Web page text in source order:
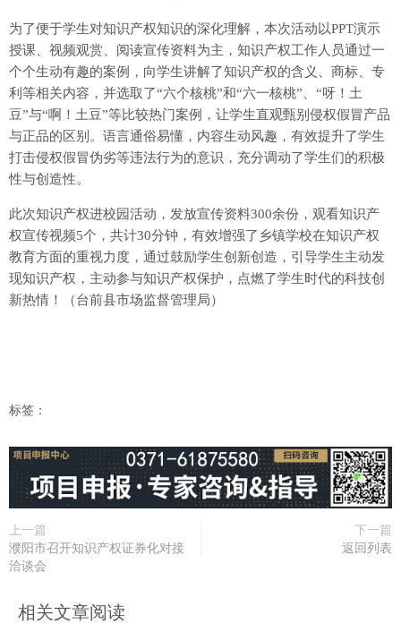
为了便于学生对知识产权知识的深化理解，本次活动以PPT演示
授课、视频观赏、阅读宣传资料为主，知识产权工作人员通过一
个个生动有趣的案例，向学生讲解了知识产权的含义、商标、专
利等相关内容，并选取了“六个核桃”和“六一核桃”、“呀！土
豆”与“啊！土豆”等比较热门案例，让学生直观甄别侵权假冒产品
与正品的区别。语言通俗易懂，内容生动风趣，有效提升了学生
打击侵权假冒伪劣等违法行为的意识，充分调动了学生们的积极
性与创造性。
此次知识产权进校园活动，发放宣传资料300余份，观看知识产
权宣传视频5个，共计30分钟，有效增强了乡镇学校在知识产权
教育方面的重视力度，通过鼓励学生创新创造，引导学生主动发
现知识产权，主动参与知识产权保护，点燃了学生时代的科技创
新热情！（台前县市场监督管理局）
标签：
上一篇
濮阳市召开知识产权证券化对接
洽谈会
下一篇
返回列表
相关文章阅读